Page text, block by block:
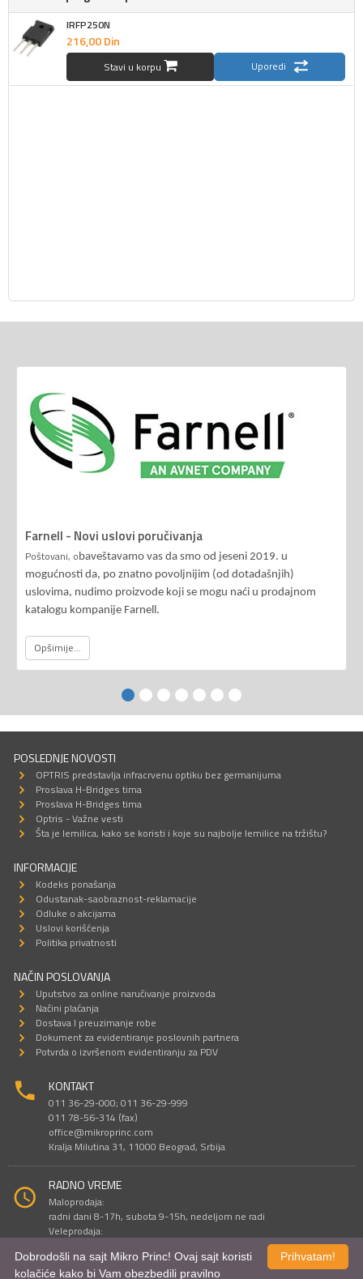
IRFP250N
216,00Din
Stavi u korpu Uporedi
Farnell - Novi uslovi poručivanja
Poštovani, obaveštavamo vas da smo od jeseni 2019. u
mogućnosti da, po znatno povoljnijim (od dotadašnjih)
uslovima, nudimo proizvode koji se mogu naći u prodajnom
katalogu kompanije Farnell.
Opširnije...
POSLEDNJE NOVOSTI
OPTRIS predstavlja infracrvenu optiku bez germanijuma
Proslava H-Bridges tima
Proslava H-Bridges tima
Optris - Važne vesti
Šta je lemilica, kako se koristi i koje su najbolje lemilice na tržištu?
INFORMACIJE
Kodeks ponašanja
Odustanak-saobraznost-reklamacije
Odluke o akcijama
Uslovi korišćenja
Politika privatnosti
NAČIN POSLOVANJA
Uputstvo za online naručivanje proizvoda
Načini plaćanja
Dostava I preuzimanje robe
Dokument za evidentiranje poslovnih partnera
Potvrda o izvršenom evidentiranju za PDV
KONTAKT
011 36-29-000; 011 36-29-999
011 78-56-314 (fax)
office@mikroprinc.com
Kralja Milutina 31, 11000 Beograd, Srbija
RADNO VREME
Maloprodaja:
radni dani 8-17h, subota 9-15h, nedeljom ne radi
Veleprodaja:
Prihvatam!
Dobrodošli na sajt Mikro Princ! Ovaj sajt koristi
kolačiće kako bi Vam obezbedili pravilno